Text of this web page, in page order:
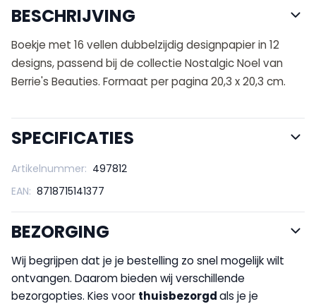
BESCHRIJVING
Boekje met 16 vellen dubbelzijdig designpapier in 12
designs, passend bij de collectie Nostalgic Noel van
Berrie's Beauties. Formaat per pagina 20,3 x 20,3 cm.
SPECIFICATIES
Artikelnummer: 497812
EAN: 8718715141377
BEZORGING
Wij begrijpen dat je je bestelling zo snel mogelijk wilt
ontvangen. Daarom bieden wij verschillende
bezorgopties. Kies voor thuisbezorgdals je je